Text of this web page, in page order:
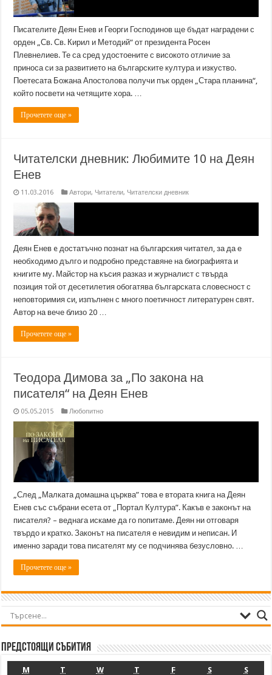
Писателите Деян Енев и Георги Господинов ще бъдат наградени с
орден „Св. Св. Кирил и Методий“ от президента Росен
Плевнелиев. Те са сред удостоените с високото отличие за
приноса си за развитието на българските култура и изкуство.
Поетесата Божана Апостолова получи пък орден „Стара планина“,
който посвети на четящите хора. …
Прочетете още »
Читателски дневник: Любимите 10 на Деян
Енев
11.03.2016 Автори, Читатели, Читателски дневник
Деян Енев e достатъчно познат на българския читател, за да е
необходимо дълго и подробно представяне на биографията и
книгите му. Майстор на късия разказ и журналист с твърда
позиция той от десетилетия обогатява българската словесност с
неповторимия си, изпълнен с много поетичност литературен свят.
Автор на вече близо 20 …
Прочетете още »
Теодора Димова за „По закона на
писателя“ на Деян Енев
05.05.2015 Любопитно
„След „Малката домашна църква” това е втората книга на Деян
Енев със събрани есета от „Портал Култура”. Какъв е законът на
писателя? – веднага искаме да го попитаме. Деян ни отговаря
твърдо и кратко. Законът на писателя е невидим и неписан. И
именно заради това писателят му се подчинява безусловно. …
Прочетете още »
Предстоящи събития
M T W T F S S